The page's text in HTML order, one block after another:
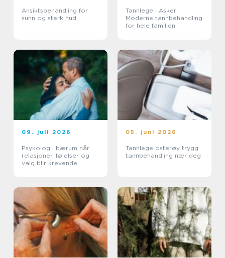
Ansiktsbehandling for
sunn og sterk hud
Tannlege i Asker:
Moderne tannbehandling
for hele familien
09. juli 2026
Psykolog i bærum når
relasjoner, følelser og
valg blir krevende
05. juni 2026
Tannlege osterøy trygg
tannbehandling nær deg